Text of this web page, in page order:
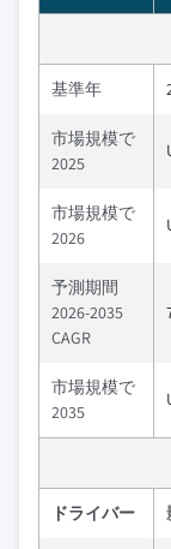
基準年
市場規模で
2025
市場規模で
2026
予測期間
2026-2035
CAGR
市場規模で
2035
ドライバー